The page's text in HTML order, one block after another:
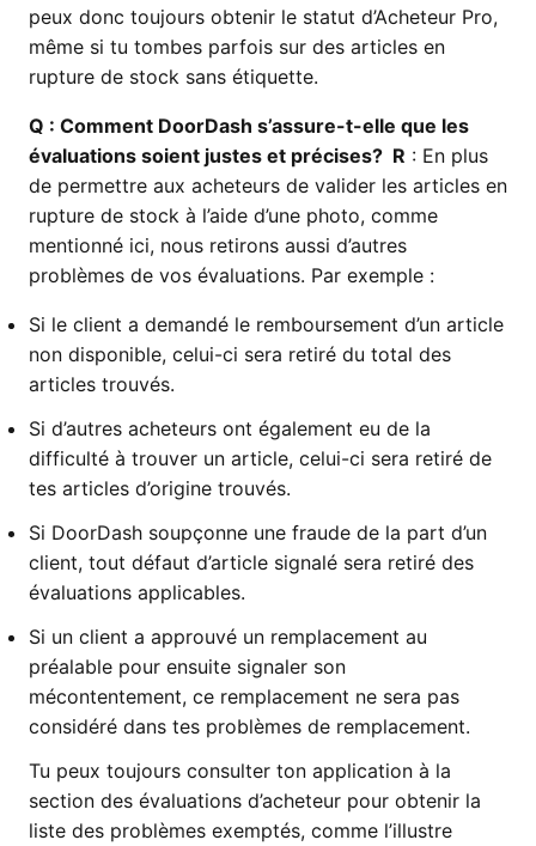
peux donc toujours obtenir le statut d’Acheteur Pro,
même si tu tombes parfois sur des articles en
rupture de stock sans étiquette.
Q : Comment DoorDash s’assure-t-elle que les
évaluations soient justes et précises? R : En plus
de permettre aux acheteurs de valider les articles en
rupture de stock à l’aide d’une photo, comme
mentionné ici, nous retirons aussi d’autres
problèmes de vos évaluations. Par exemple :
Si le client a demandé le remboursement d’un article
non disponible, celui-ci sera retiré du total des
articles trouvés.
Si d’autres acheteurs ont également eu de la
difficulté à trouver un article, celui-ci sera retiré de
tes articles d’origine trouvés.
Si DoorDash soupçonne une fraude de la part d’un
client, tout défaut d’article signalé sera retiré des
évaluations applicables.
Si un client a approuvé un remplacement au
préalable pour ensuite signaler son
mécontentement, ce remplacement ne sera pas
considéré dans tes problèmes de remplacement.
Tu peux toujours consulter ton application à la
section des évaluations d’acheteur pour obtenir la
liste des problèmes exemptés, comme l’illustre